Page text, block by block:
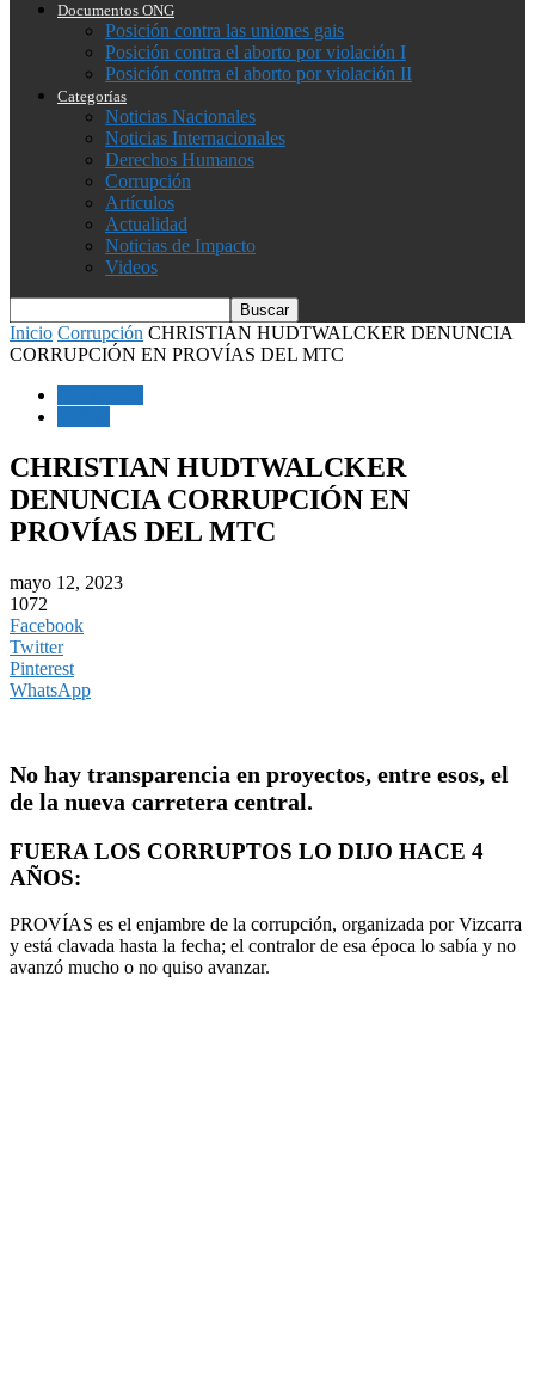
Documentos ONG
Posición contra las uniones gais
Posición contra el aborto por violación I
Posición contra el aborto por violación II
Categorías
Noticias Nacionales
Noticias Internacionales
Derechos Humanos
Corrupción
Artículos
Actualidad
Noticias de Impacto
Videos
Inicio Corrupción CHRISTIAN HUDTWALCKER DENUNCIA
CORRUPCIÓN EN PROVÍAS DEL MTC
CHRISTIAN HUDTWALCKER
DENUNCIA CORRUPCIÓN EN
PROVÍAS DEL MTC
mayo 12, 2023
1072
Facebook
Twitter
Pinterest
WhatsApp
No hay transparencia en proyectos, entre esos, el
de la nueva carretera central.
FUERA LOS CORRUPTOS LO DIJO HACE 4
AÑOS:
PROVÍAS es el enjambre de la corrupción, organizada por Vizcarra
y está clavada hasta la fecha; el contralor de esa época lo sabía y no
avanzó mucho o no quiso avanzar.